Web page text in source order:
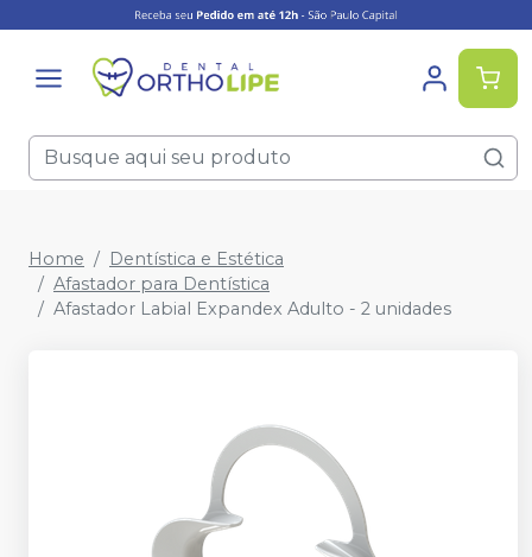
Home
Dentística e Estética
Afastador para Dentística
Afastador Labial Expandex Adulto - 2 unidades